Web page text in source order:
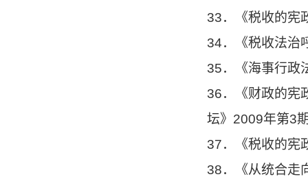
33．《税收的宪
34．《税收法治
35．《海事行政
36．《财政的宪
坛》2009年第3
37．《税收的宪
38．《从统合走